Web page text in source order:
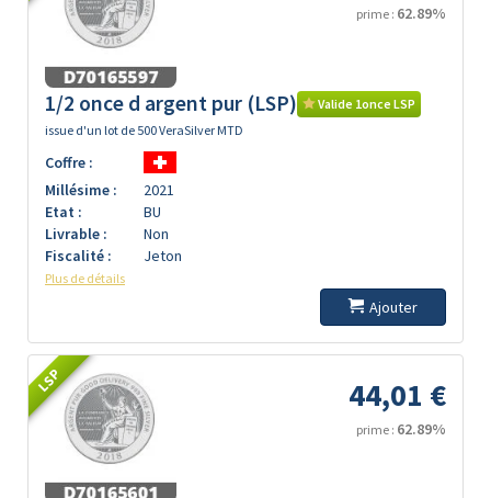
prime : 62.89%
1/2 once d argent pur (LSP)
Valide 1once LSP
issue d'un lot de 500 VeraSilver MTD
Coffre :
Millésime :
2021
Etat :
BU
Livrable :
Non
Fiscalité :
Jeton
Plus de détails
Ajouter
LSP 44,01 €
prime : 62.89%